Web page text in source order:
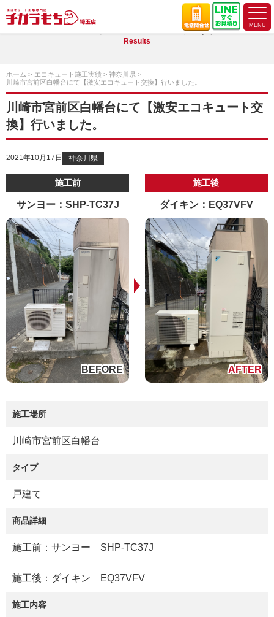
エコキュート施工実績
Results
ホーム エコキュート施工実績
神奈川県
川崎市宮前区白幡台にて【激安エコキュート交換】行いました。
川崎市宮前区白幡台にて【激安エコキュート交
換】行いました。
2021年10月17日 神奈川県
施工前
サンヨー：SHP-TC37J
施工後
ダイキン：EQ37VFV
施工場所
川崎市宮前区白幡台
タイプ
戸建て
商品詳細
施工前：サンヨー SHP-TC37J
施工後：ダイキン EQ37VFV
施工内容